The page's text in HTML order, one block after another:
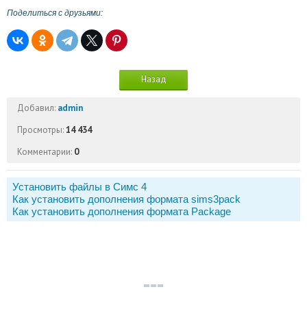
Поделиться с друзьями:
Назад
Добавил: admin
Просмотры:14 434
Комментарии: 0
Установить файлы в Симс 4
Как установить дополнения формата sims3pack
Как установить дополнения формата Package